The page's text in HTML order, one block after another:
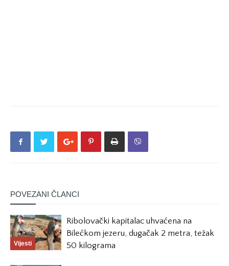
POVEZANI ČLANCI
Vijesti
Ribolovački kapitalac uhvaćena na
Bilećkom jezeru, dugačak 2 metra, težak
50 kilograma